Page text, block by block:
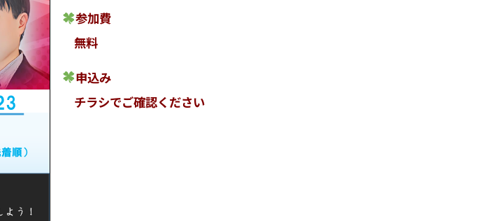
参加費
無料
申込み
チラシでご確認ください